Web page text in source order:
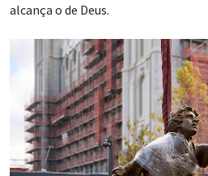
alcança o de Deus.